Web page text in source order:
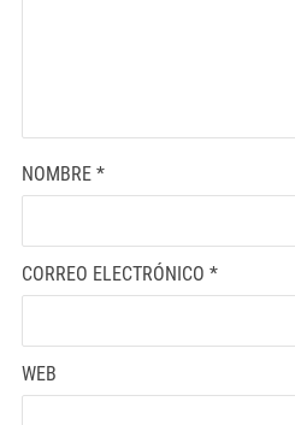
NOMBRE *
CORREO ELECTRÓNICO *
WEB